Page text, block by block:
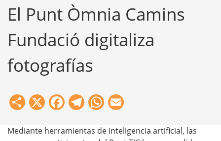
Formación
Herramientas
El Punt Òmnia Camins
Fundació digitaliza
fotografías
Share
X Facebook
Telegram
WhatsApp
Mediante herramientas de inteligencia artificial, las